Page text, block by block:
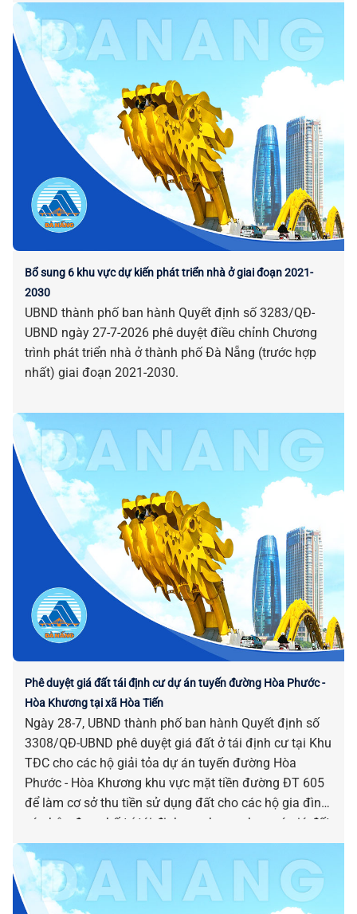
quả thu hút đầu tư và phát triển thương mại quốc tế.
Bổ sung 6 khu vực dự kiến phát triển nhà ở giai đoạn 2021-
2030
UBND thành phố ban hành Quyết định số 3283/QĐ-
UBND ngày 27-7-2026 phê duyệt điều chỉnh Chương
trình phát triển nhà ở thành phố Đà Nẵng (trước hợp
nhất) giai đoạn 2021-2030.
Phê duyệt giá đất tái định cư dự án tuyến đường Hòa Phước -
Hòa Khương tại xã Hòa Tiến
Ngày 28-7, UBND thành phố ban hành Quyết định số
3308/QĐ-UBND phê duyệt giá đất ở tái định cư tại Khu
TĐC cho các hộ giải tỏa dự án tuyến đường Hòa
Phước - Hòa Khương khu vực mặt tiền đường ĐT 605
để làm cơ sở thu tiền sử dụng đất cho các hộ gia đình,
cá nhân được bố trí tái định cư nhưng chưa có giá đất
trước ngày 01-8-2024 trên địa bàn xã Hòa Tiến.